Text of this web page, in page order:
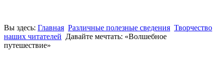
Вы здесь: Главная Различные полезные сведения Творчество
наших читателей Давайте мечтать: «Волшебное
путешествие»